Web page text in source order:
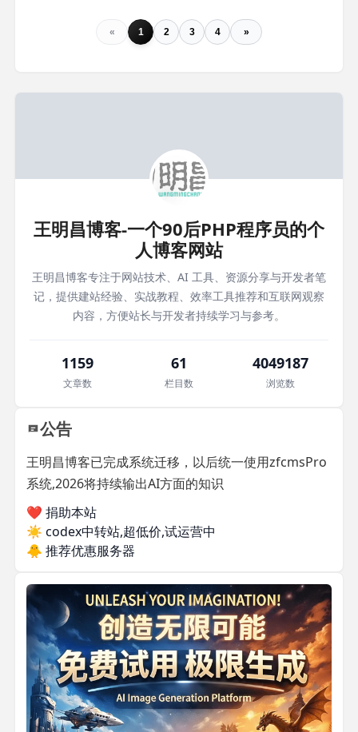
« 1 2 3 4 »
王明昌博客-一个90后PHP程序员的个
人博客网站
王明昌博客专注于网站技术、AI 工具、资源分享与开发者笔
记，提供建站经验、实战教程、效率工具推荐和互联网观察
内容，方便站长与开发者持续学习与参考。
1159
文章数
61
栏目数
4049187
浏览数
公告
王明昌博客已完成系统迁移，以后统一使用zfcmsPro
系统,2026将持续输出AI方面的知识
❤️ 捐助本站
☀️ codex中转站,超低价,试运营中
🐥 推荐优惠服务器